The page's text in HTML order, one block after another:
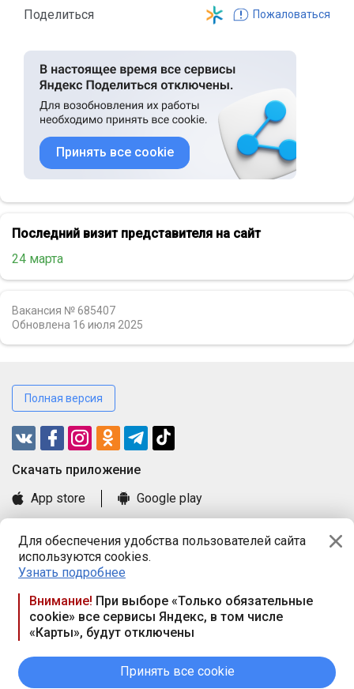
Для обеспечения удобства пользователей сайта
используются cookies.
Узнать подробнее
Внимание! При выборе «Только обязательные
cookie» все сервисы Яндекс, в том числе
«Карты», будут отключены
Принять все cookie
Поделиться Пожаловаться
Принять все cookie
Последний визит представителя на сайт
24 марта
Вакансия № 685407
Обновлена 16 июля 2025
Полная версия
Cкачать приложение
App store
Google play
Книга замечаний и предложений
Правила и документы
Praca.by © 2000—2026, ООО «ПРАЦА БАЙ»
Республика Беларусь, 220114, г. Минск, пр-т Независимости
117а, пом. № 9.
вых. дн. — сб., вс.
Режим работы сайта — круглосуточно. E-mail ООО «ПРАЦА